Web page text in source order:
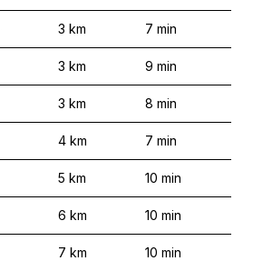
3 km 7 min
3 km 9 min
3 km 8 min
4 km 7 min
5 km 10 min
6 km 10 min
7 km 10 min